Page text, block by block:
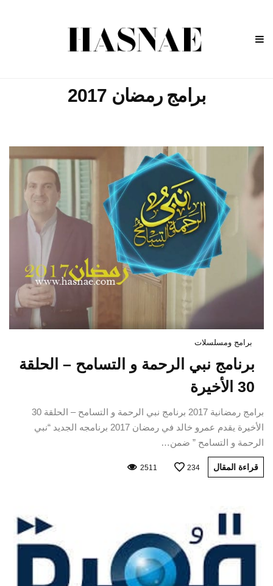
برامج رمضان 2017
برامج ومسلسلات
برنامج نبي الرحمة و التسامح – الحلقة
30 الأخيرة
برامج رمضانية 2017 برنامج نبي الرحمة و التسامح – الحلقة 30
الأخيرة يقدم عمرو خالد في رمضان 2017 برنامجه الجديد “نبي
الرحمة و التسامح ” ضمن…
قراءة المقال 234
2511